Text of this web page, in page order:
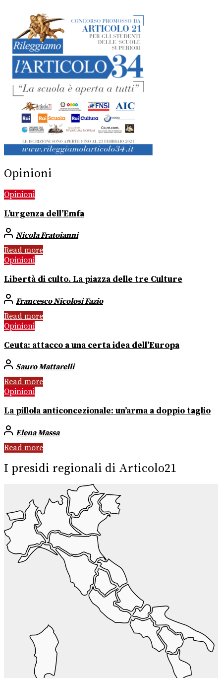
Opinioni
Opinioni
L’urgenza dell’Emfa
Nicola Fratoianni
Read more
Opinioni
Libertà di culto. La piazza delle tre Culture
Francesco Nicolosi Fazio
Read more
Opinioni
Ceuta: attacco a una certa idea dell’Europa
Sauro Mattarelli
Read more
Opinioni
La pillola anticoncezionale: un’arma a doppio taglio
Elena Massa
Read more
I presidi regionali di Articolo21